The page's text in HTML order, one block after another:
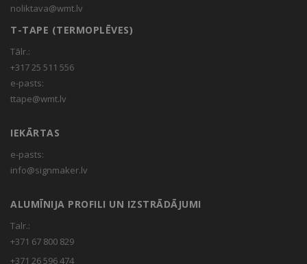
noliktava@wmt.lv
T-TAPE (TERMOPLĒVES)
Tālr.:
+317 25 511 556
e-pasts:
ttape@wmt.lv
IEKĀRTAS
e-pasts:
info@signmaker.lv
ALUMĪNIJA PROFILI UN IZSTRĀDĀJUMI
Talr.:
+371 67 800 829
+371 26 596 474